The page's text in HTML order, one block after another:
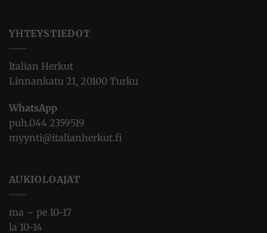
YHTEYSTIEDOT
Italian Herkut
Linnankatu 21, 20100 Turku
WhatsApp
puh.044 2359519
myynti@italianherkut.fi
AUKIOLOAJAT
ma – pe 10-17
la 10-14